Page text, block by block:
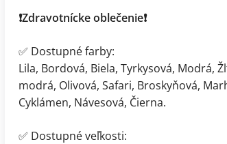
❗️Zdravotnícke oblečenie❗️
✅ Dostupné farby:
Lila, Bordová, Biela, Tyrkysová, Modrá,
modrá, Olivová, Safari, Broskyňová,
Cyklámen, Návesová, Čierna.
✅ Dostupné veľkosti: